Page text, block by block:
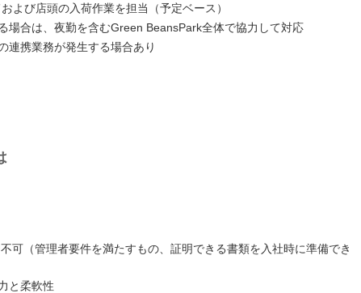
よび店頭の入荷作業を担当（予定ベース）
場合は、夜勤を含むGreen BeansPark全体で協力して対応
連携業務が発生する場合あり
可（管理者要件を満たすもの、証明できる書類を入社時に準備でき
と柔軟性